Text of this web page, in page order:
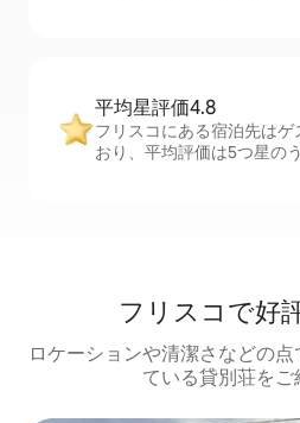
平均星評価4.8
フリスコにある宿泊先は
おり、平均評価は5つ星の
フリスコで好
ロケーションや清潔さなどの
ている貸別荘をご